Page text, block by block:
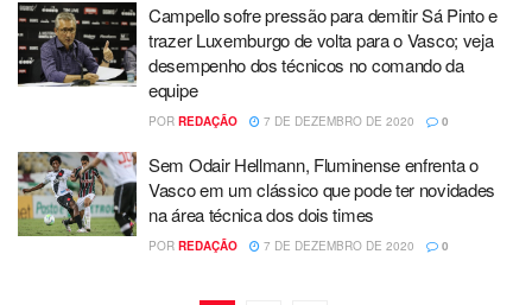
Campello sofre pressão para demitir Sá Pinto e
trazer Luxemburgo de volta para o Vasco; veja
desempenho dos técnicos no comando da
equipe
POR REDAÇÃO 7 DE DEZEMBRO DE 2020 0
Sem Odair Hellmann, Fluminense enfrenta o
Vasco em um clássico que pode ter novidades
na área técnica dos dois times
POR REDAÇÃO 7 DE DEZEMBRO DE 2020 0